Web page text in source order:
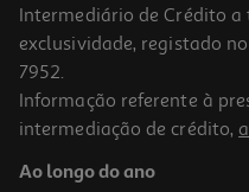
-25%
Condicionador Soflow Revital
12.73 €/Lt
Intermediário de Crédito
exclusividade, registado
7952.
Informação referente à
intermediação de crédito,
Ao longo do ano